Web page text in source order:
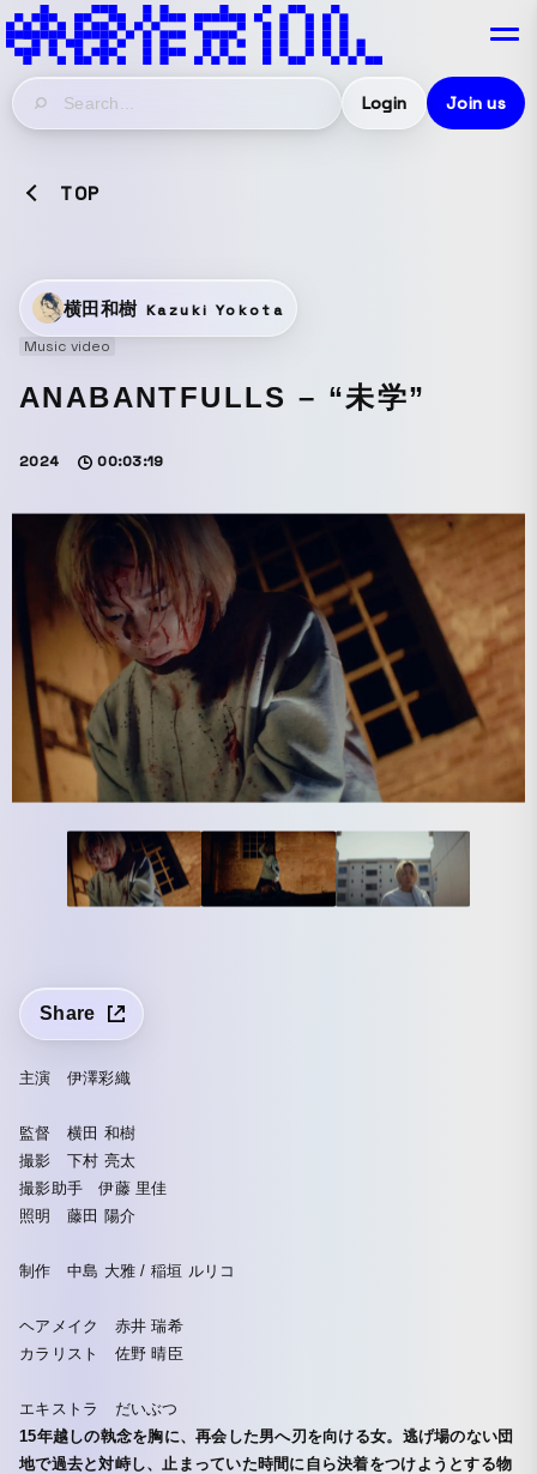
Login Join us
TOP
横田和樹 Kazuki Yokota
Music video
ANABANTFULLS – “未学”
2024 00:03:19
Share
主演 伊澤彩織
監督 横田 和樹
撮影 下村 亮太
撮影助手 伊藤 里佳
照明 藤田 陽介
制作 中島 大雅 / 稲垣 ルリコ
ヘアメイク 赤井 瑞希
カラリスト 佐野 晴臣
エキストラ だいぶつ
15年越しの執念を胸に、再会した男へ刃を向ける女。逃げ場のない団
地で過去と対峙し、止まっていた時間に自ら決着をつけようとする物